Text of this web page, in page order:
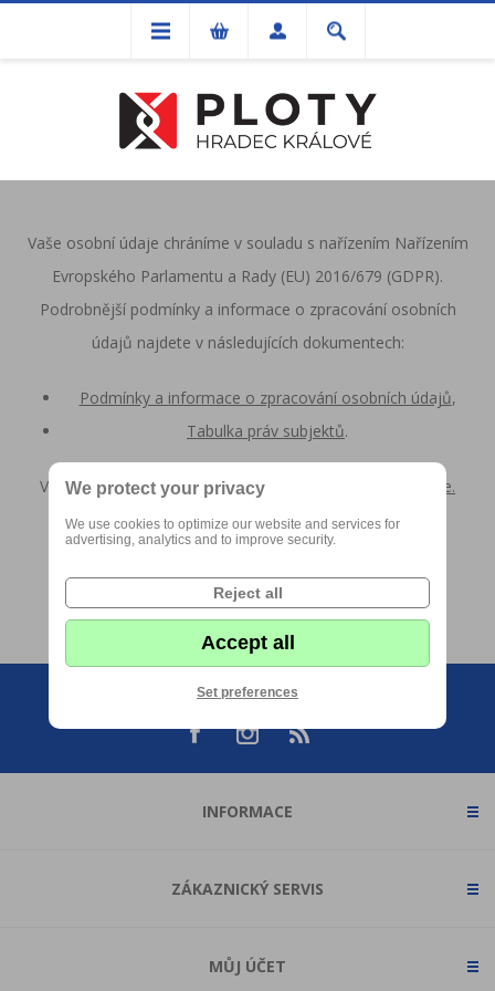
Vaše osobní údaje chráníme v souladu s nařízením Nařízením
Evropského Parlamentu a Rady (EU) 2016/679 (GDPR).
Podrobnější podmínky a informace o zpracování osobních
údajů najdete v následujících dokumentech:
Podmínky a informace o zpracování osobních údajů,
Tabulka práv subjektů.
V případě dotazů nebo nejasností nás prosím kontaktujte.
INFORMACE
ZÁKAZNICKÝ SERVIS
MŮJ ÚČET
We protect your privacy
We use cookies to optimize our website and services for
advertising, analytics and to improve security.
Reject all
Accept all
Set preferences